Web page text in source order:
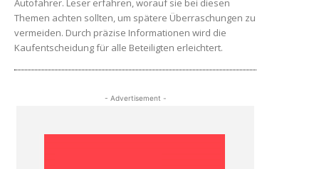
Autofahrer. Leser erfahren, worauf sie bei diesen
Themen achten sollten, um spätere Überraschungen zu
vermeiden. Durch präzise Informationen wird die
Kaufentscheidung für alle Beteiligten erleichtert.
- Advertisement -